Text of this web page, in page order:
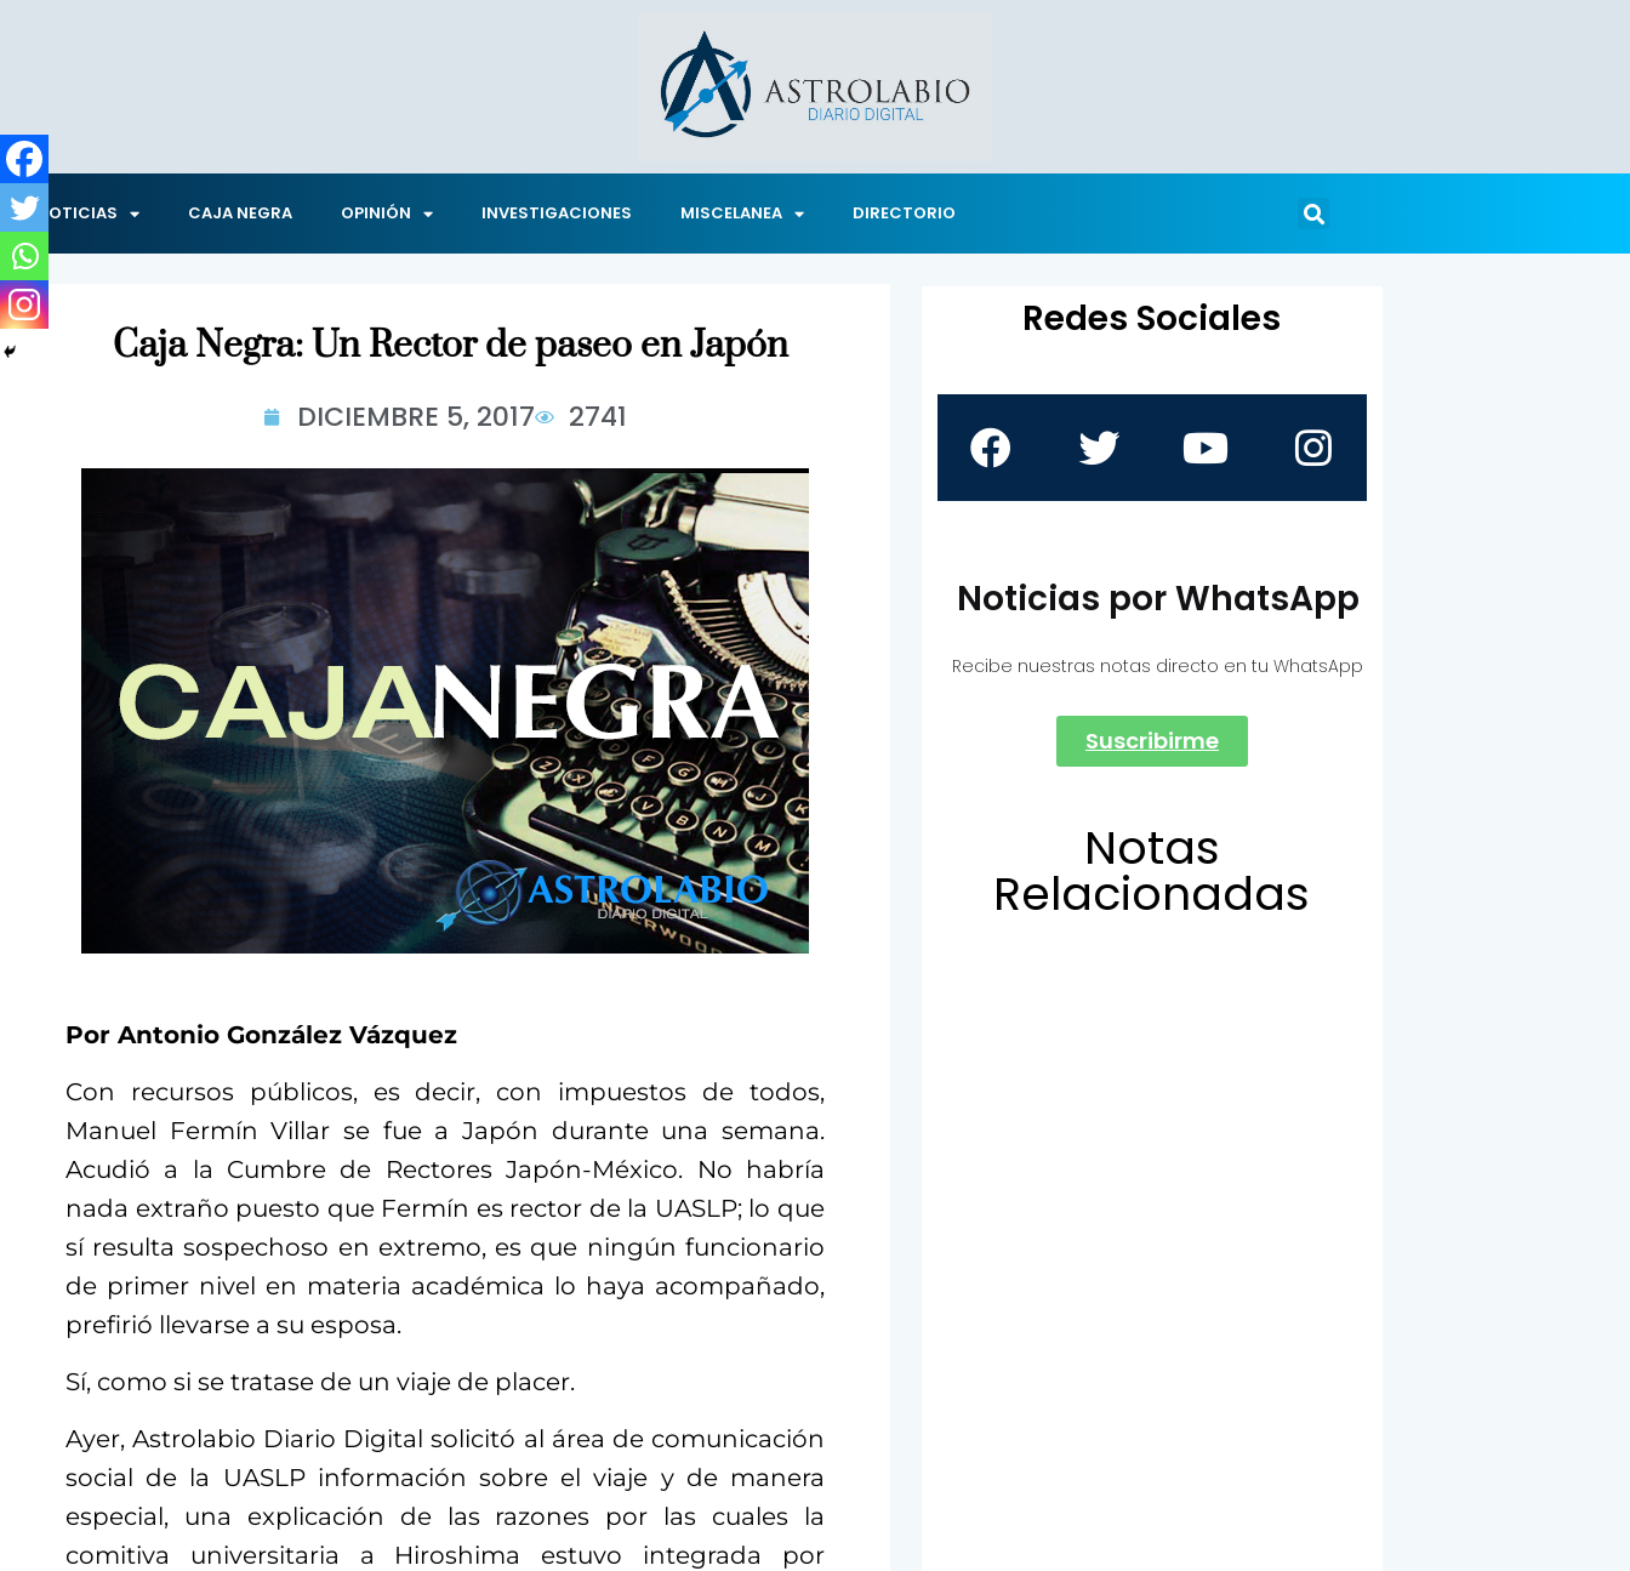
NOTICIAS CAJA NEGRA OPINIÓN INVESTIGACIONES MISCELANEA DIRECTORIO
Caja Negra: Un Rector de paseo en Japón
DICIEMBRE 5, 2017 2741
Por Antonio González Vázquez
Con recursos públicos, es decir, con impuestos de todos,
Manuel Fermín Villar se fue a Japón durante una semana.
Acudió a la Cumbre de Rectores Japón-México. No habría
nada extraño puesto que Fermín es rector de la UASLP; lo que
sí resulta sospechoso en extremo, es que ningún funcionario
de primer nivel en materia académica lo haya acompañado,
prefirió llevarse a su esposa.
Sí, como si se tratase de un viaje de placer.
Ayer, Astrolabio Diario Digital solicitó al área de comunicación
social de la UASLP información sobre el viaje y de manera
especial, una explicación de las razones por las cuales la
comitiva universitaria a Hiroshima estuvo integrada por
Redes Sociales
Noticias por WhatsApp
Recibe nuestras notas directo en tu WhatsApp
Suscribirme
Notas
Relacionadas